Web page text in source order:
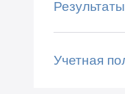
Учетная